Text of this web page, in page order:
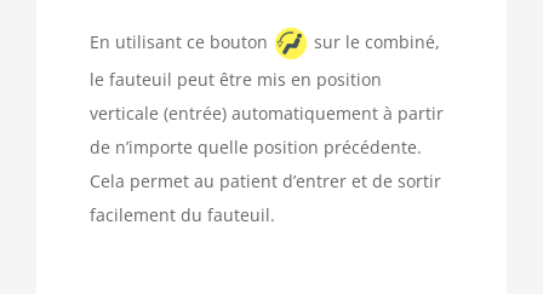
En utilisant ce bouton
sur le combiné,
le fauteuil peut être mis en position
verticale (entrée) automatiquement à partir
de n’importe quelle position précédente.
Cela permet au patient d’entrer et de sortir
facilement du fauteuil.